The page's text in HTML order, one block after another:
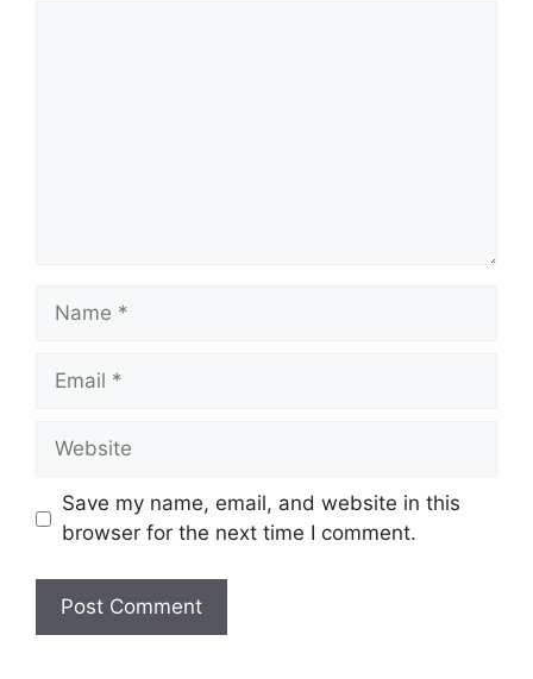
Name
Email
Website
Save my name, email, and website in this
browser for the next time I comment.